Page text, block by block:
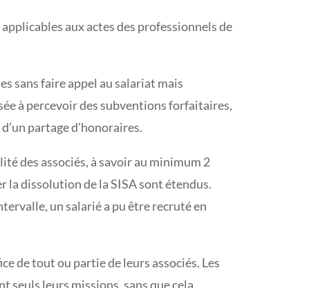
aux actes des professionnels de
sans faire appel au salariat mais
à percevoir des subventions forfaitaires,
partage d’honoraires.
des associés, à savoir au minimum 2
la dissolution de la SISA sont étendus.
un salarié a pu être recruté en
de tout ou partie de leurs associés. Les
seuls leurs missions, sans que cela